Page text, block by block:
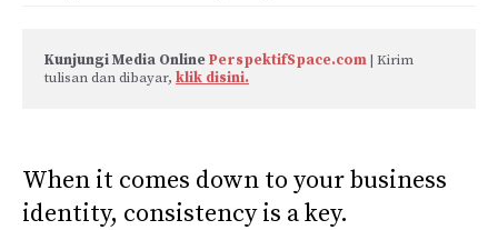
Kunjungi Media Online PerspektifSpace.com | Kirim
tulisan dan dibayar, klik disini.
When it comes down to your business
identity, consistency is a key.